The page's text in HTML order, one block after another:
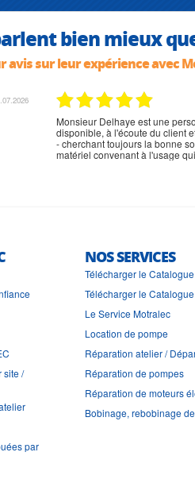
bien mieux
avis sur leur expérience avec
Monsieur Delhaye est une
disponible, à l'écoute du client
- cherchant toujours la bonne
matériel convenant à l'usage
site /
par
NOS SERVICES
Télécharger le
Télécharger le
Le Service Motralec
Location de pompe
Réparation atelier /
Réparation de pompes
Réparation de moteurs
Bobinage, rebobinage